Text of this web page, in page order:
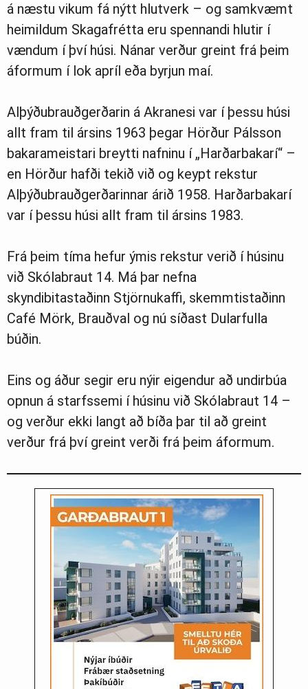
á næstu vikum fá nýtt hlutverk – og samkvæmt
heimildum Skagafrétta eru spennandi hlutir í
vændum í því húsi. Nánar verður greint frá þeim
áformum í lok apríl eða byrjun maí.
Alþýðubrauðgerðarin á Akranesi var í þessu húsi
allt fram til ársins 1963 þegar Hörður Pálsson
bakarameistari breytti nafninu í „Harðarbakarí“ –
en Hörður hafði tekið við og keypt rekstur
Alþýðubrauðgerðarinnar árið 1958. Harðarbakarí
var í þessu húsi allt fram til ársins 1983.
Frá þeim tíma hefur ýmis rekstur verið í húsinu
við Skólabraut 14. Má þar nefna
skyndibitastaðinn Stjörnukaffi, skemmtistaðinn
Café Mörk, Brauðval og nú síðast Dularfulla
búðin.
Eins og áður segir eru nýir eigendur að undirbúa
opnun á starfssemi í húsinu við Skólabraut 14 –
og verður ekki langt að bíða þar til að greint
verður frá því greint verði frá þeim áformum.